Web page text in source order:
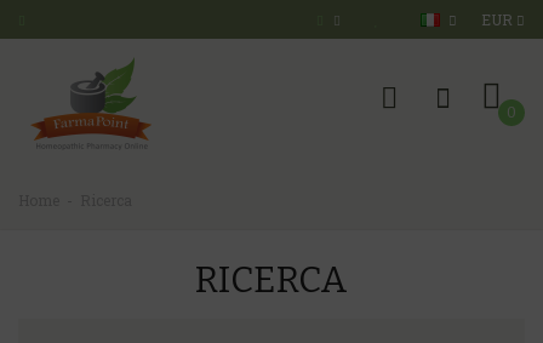
EUR
0
RICERCA